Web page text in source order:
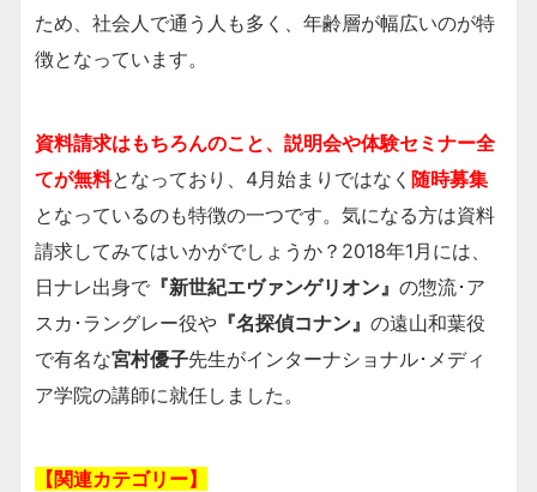
ため、社会人で通う人も多く、年齢層が幅広いのが特
徴となっています。
資料請求はもちろんのこと、説明会や体験セミナー全
てが無料となっており、4月始まりではなく 随時募集
となっているのも特徴の一つです。気になる方は資料
請求してみてはいかがでしょうか？2018年1月には、
日ナレ出身で 『新世紀エヴァンゲリオン』 の惣流･ア
スカ･ラングレー役や 『名探偵コナン』 の遠山和葉役
で有名な宮村優子先生がインターナショナル･メディ
ア学院の講師に就任しました。
【関連カテゴリー】